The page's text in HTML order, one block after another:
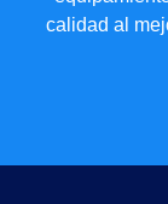
calidad al